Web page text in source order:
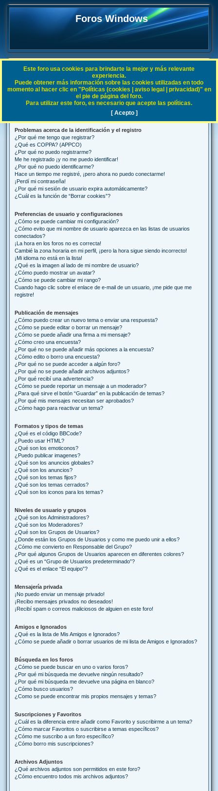
Foros Windows
FAQ
Índice general Preguntas Frecuentes
B
Preguntas Frecuentes
Problemas acerca de la identificación y el registro
¿Por qué me tengo que registrar?
¿Qué es COPPA? (APPCO)
¿Por qué no puedo registrarme?
Me he registrado ¡y no me puedo identificar!
¿Por qué no puedo identificarme?
Hace un tiempo me registré, ¡pero ahora no puedo conectarme!
¡Perdí mi contraseña!
¿Por qué mi sesión de usuario expira automáticamente?
¿Cuál es la función de “Borrar cookies”?
Preferencias de usuario y configuraciones
¿Cómo se puede cambiar mi configuración?
¿Cómo evito que mi nombre de usuario aparezca en las listas de usuarios
conectados?
¡La hora en los foros no es correcta!
Cambié la zona horaria en mi perfil, ¡pero la hora sigue siendo incorrecto!
¡Mi idioma no está en la lista!
¿Qué es la imagen al lado de mi nombre de usuario?
¿Cómo puedo mostrar un avatar?
¿Cómo se puede cambiar mi rango?
Cuando hago clic sobre el enlace de e-mail de un usuario, ¡me pide que me
registre!
Publicación de mensajes
¿Cómo puedo crear un nuevo tema o enviar una respuesta?
¿Cómo se puede editar o borrar un mensaje?
¿Cómo se puede añadir una firma a mi mensaje?
¿Cómo creo una encuesta?
¿Por qué no se puede añadir más opciones a la encuesta?
¿Cómo edito o borro una encuesta?
¿Por qué no se puede acceder a algún foro?
¿Por qué no se puede añadir archivos adjuntos?
¿Por qué recibí una advertencia?
¿Cómo se puede reportar un mensaje a un moderador?
¿Para qué sirve el botón “Guardar” en la publicación de temas?
¿Por qué mis mensajes necesitan ser aprobados?
¿Cómo hago para reactivar un tema?
Formatos y tipos de temas
¿Qué es el código BBCode?
¿Puedo usar HTML?
¿Qué son los emoticonos?
¿Puedo publicar imagenes?
¿Qué son los anuncios globales?
¿Qué son los anuncios?
¿Qué son los temas fijos?
¿Qué son los temas cerrados?
¿Qué son los iconos para los temas?
Niveles de usuario y grupos
¿Qué son los Administradores?
¿Qué son los Moderadores?
¿Qué son los Grupos de Usuarios?
¿Donde están los Grupos de Usuarios y como me puedo unir a ellos?
¿Cómo me convierto en Responsable del Grupo?
¿Por qué algunos Grupos de Usuarios aparecen en diferentes colores?
¿Qué es un “Grupo de Usuarios predeterminado”?
¿Qué es el enlace “El equipo”?
Mensajería privada
¡No puedo enviar un mensaje privado!
¡Recibo mensajes privados no deseados!
¡Recibí spam o correos maliciosos de alguien en este foro!
Amigos e Ignorados
¿Qué es la lista de Mis Amigos e Ignorados?
¿Cómo se puede añadir o borrar usuarios de mi lista de Amigos e Ignorados?
Búsqueda en los foros
¿Cómo se puede buscar en uno o varios foros?
¿Por qué mi búsqueda me devuelve ningún resultado?
¿Por qué mi búsqueda me devuelve una página en blanco?
¿Cómo busco usuarios?
¿Como se puede encontrar mis propios mensajes y temas?
Suscripciones y Favoritos
¿Cuál es la diferencia entre añadir como Favorito y suscribirme a un tema?
¿Cómo marcar Favoritos o suscribirse a temas específicos?
¿Cómo me suscribo a un foro específico?
¿Cómo borro mis suscripciones?
Archivos Adjuntos
¿Qué archivos adjuntos son permitidos en este foro?
¿Cómo encuentro todos mis archivos adjuntos?
Este foro usa cookies para brindarte la mejor y más relevante
experiencia.
Puede obtener más información sobre las cookies utilizadas en todo
momento al hacer clic en "Políticas (cookies | aviso legal | privacidad)" en
el pie de página del foro.
Para utilizar este foro, es necesario que acepte las políticas.
[ Acepto ]